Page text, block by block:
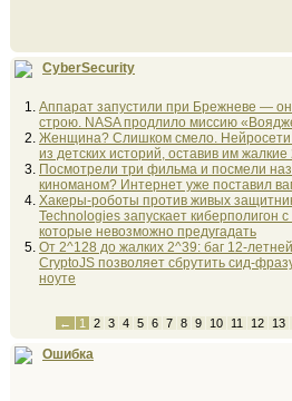
CyberSecurity
Аппарат запустили при Брежневе —
строю. NASA продлило миссию
Женщина? Слишком смело. Нейросети
из детских историй, оставив им жалкие
Посмотрели три фильма и посмели
киноманом? Интернет уже поставил
Хакеры-роботы против живых
Technologies запускает киберполигон
которые невозможно предугадать
От 2^128 до жалких 2^39: баг 12-
CryptoJS позволяет сбрутить сид-
ноуте
← 1 2 3 4 5 6 7 8 9 10 11 12 13
Ошибка